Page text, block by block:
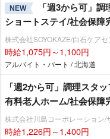
NEW
「週3から可」
ショートステイ/社会保障
株式会社SOYOKAZE/白石ケア
時給1,075円～1,100円
アルバイト・パート / 北海道
「週2から可」調理スタ
有料老人ホーム/社会保障
株式会社川島コーポレーション/
時給1,226円～1,400円